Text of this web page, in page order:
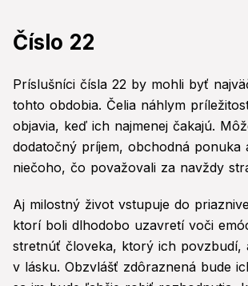
Číslo 22
Príslušníci čísla 22 by mohli byť
tohto obdobia. Čelia náhlym
objavia, keď ich najmenej čakajú.
dodatočný príjem, obchodná ponuka
niečoho, čo považovali za navždy
Aj milostný život vstupuje do
ktorí boli dlhodobo uzavretí voči
stretnúť človeka, ktorý ich povzbudí,
v lásku. Obzvlášť zdôraznená bude